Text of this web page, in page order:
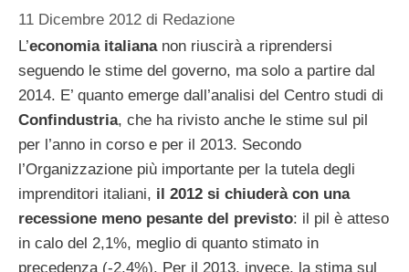
11 Dicembre 2012 di Redazione
L’economia italiananon riuscirà a riprendersi
seguendo le stime del governo, ma solo a partire dal
2014. E’ quanto emerge dall’analisi del Centro studi di
Confindustria, che ha rivisto anche le stime sul pil
per l’anno in corso e per il 2013. Secondo
l’Organizzazione più importante per la tutela degli
imprenditori italiani, il 2012 si chiuderà con una
recessione meno pesante del previsto: il pil è atteso
in calo del 2,1%, meglio di quanto stimato in
precedenza (-2,4%). Per il 2013, invece, la stima sul